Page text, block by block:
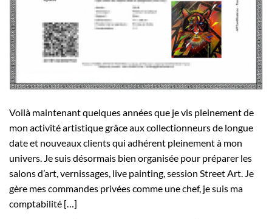
Voilà maintenant quelques années que je vis pleinement de
mon activité artistique grâce aux collectionneurs de longue
date et nouveaux clients qui adhérent pleinement à mon
univers. Je suis désormais bien organisée pour préparer les
salons d’art, vernissages, live painting, session Street Art. Je
gère mes commandes privées comme une chef, je suis ma
comptabilité […]